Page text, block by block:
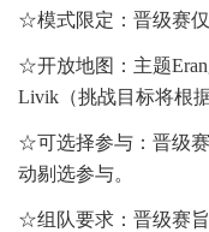
☆模式限定：晋级赛仅
☆开放地图：主题
Livik（挑战目标将根
☆可选择参与：晋级
动剔选参与。
☆组队要求：晋级赛